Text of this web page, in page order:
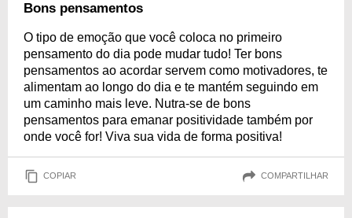
Bons pensamentos
O tipo de emoção que você coloca no primeiro
pensamento do dia pode mudar tudo! Ter bons
pensamentos ao acordar servem como motivadores, te
alimentam ao longo do dia e te mantém seguindo em
um caminho mais leve. Nutra-se de bons
pensamentos para emanar positividade também por
onde você for! Viva sua vida de forma positiva!
COPIAR COMPARTILHAR